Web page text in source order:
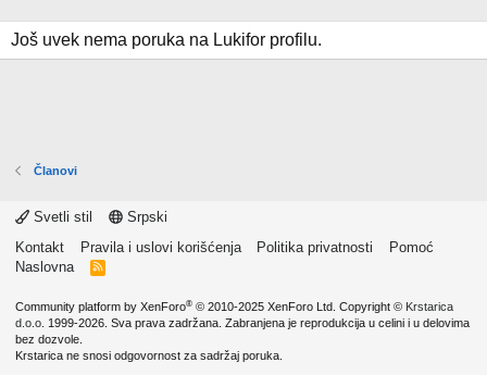
Još uvek nema poruka na Lukifor profilu.
Članovi
Svetli stil
Srpski
Kontakt
Pravila i uslovi korišćenja Politika privatnosti
Pomoć
Naslovna
R
Community platform by XenForo® © 2010-2025 XenForo Ltd. Copyright © Krstarica
d.o.o. 1999-2026. Sva prava zadržana. Zabranjena je reprodukcija u celini i u delovima
bez dozvole.
Krstarica ne snosi odgovornost za sadržaj poruka.